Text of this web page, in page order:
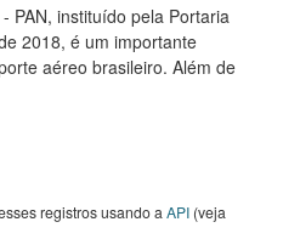
PAN, instituído pela Portaria
2018, é um importante
aéreo brasileiro. Além de
registros usando a API (veja